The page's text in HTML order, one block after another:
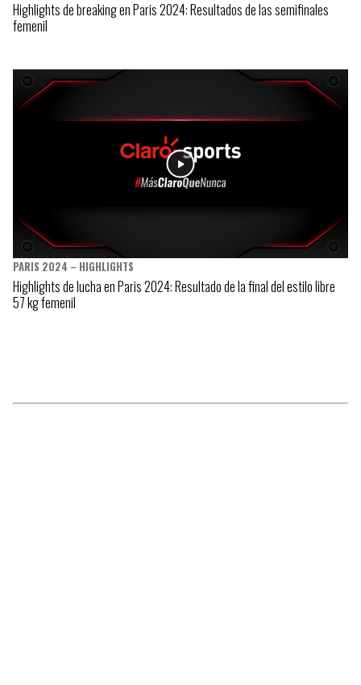
Highlights de breaking en Paris 2024: Resultados de las semifinales
femenil
PARIS 2024 – HIGHLIGHTS
Highlights de lucha en Paris 2024: Resultado de la final del estilo libre
57 kg femenil